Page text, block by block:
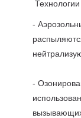
Технологии
-
-